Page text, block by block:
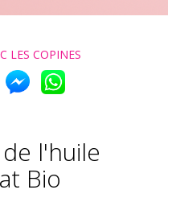
LES COPINES
l'huile
Bio